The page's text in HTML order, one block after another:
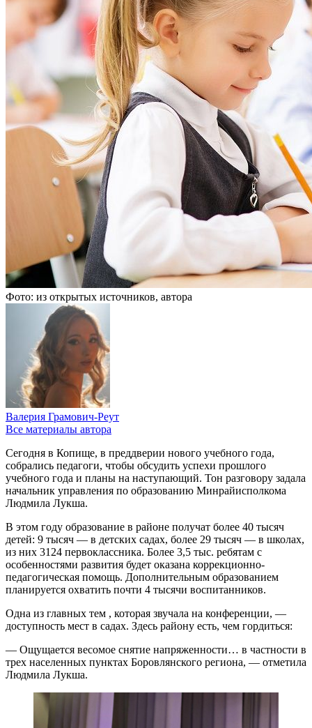
Фото: из открытых источников, автора
Валерия Грамович-Реут
Все материалы автора
Сегодня в Копище, в преддверии нового учебного года,
собрались педагоги, чтобы обсудить успехи прошлого
учебного года и планы на наступающий. Тон разговору задала
начальник управления по образованию Минрайисполкома
Людмила Лукша.
В этом году образование в районе получат более 40 тысяч
детей: 9 тысяч — в детских садах, более 29 тысяч — в школах,
из них 3124 первоклассника. Более 3,5 тыс. ребятам с
особенностями развития будет оказана коррекционно-
педагогическая помощь. Дополнительным образованием
планируется охватить почти 4 тысячи воспитанников.
Одна из главных тем , которая звучала на конференции, —
доступность мест в садах. Здесь району есть, чем гордиться:
— Ощущается весомое снятие напряженности… в частности в
трех населенных пунктах Боровлянского региона, — отметила
Людмила Лукша.